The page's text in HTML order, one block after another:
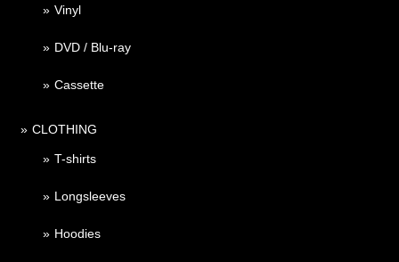
Vinyl
DVD / Blu-ray
Cassette
CLOTHING
T-shirts
Longsleeves
Hoodies